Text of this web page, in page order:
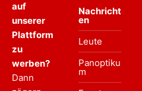
auf
unserer
Plattform
zu
werben?
Dann
Nachricht
en
Leute
Panoptiku
m